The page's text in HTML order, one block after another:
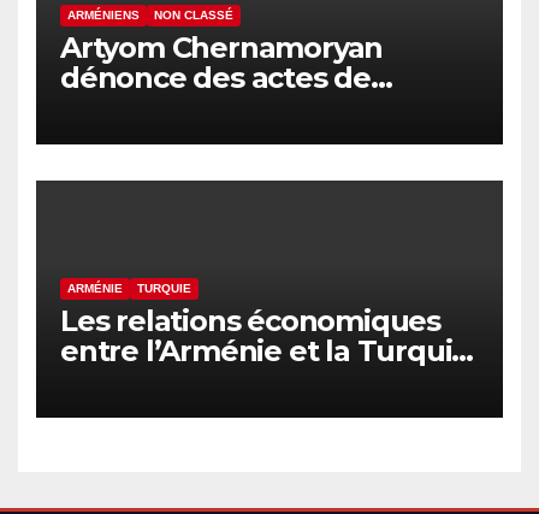
ARMÉNIENS NON CLASSÉ
Artyom Chernamoryan
dénonce des actes de
Arméniens en Israël
ARMÉNIE TURQUIE
Les relations économiques
entre l’Arménie et la Turquie